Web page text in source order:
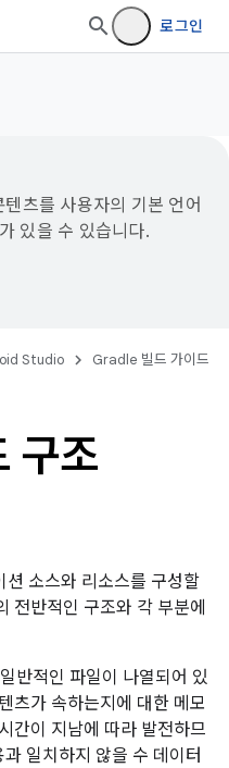
로그인
츠를 사용자의 기본 언어
있을 수 있습니다.
Studio Gradle 빌드 가이드
구조
소스와 리소스를 구성할
전반적인 구조와 각 부분에
반적인 파일이 나열되어 있
츠가 속하는지에 대한 메모
간이 지남에 따라 발전하므
일치하지 않을 수 데이터